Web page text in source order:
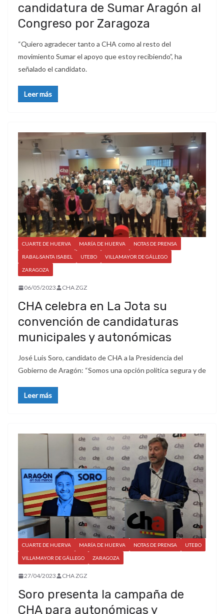
candidatura de Sumar Aragón al
Congreso por Zaragoza
“Quiero agradecer tanto a CHA como al resto del
movimiento Sumar el apoyo que estoy recibiendo”, ha
señalado el candidato.
Leer más
CUARTE DE HUERVA MARÍA DE HUERVA NOTAS DE PRENSA
RABAL-SANTA ISABEL UTEBO VILLAMAYOR DE GÁLLEGO
ZARAGOZA
06/05/2023 CHA ZGZ
CHA celebra en La Jota su
convención de candidaturas
municipales y autonómicas
José Luis Soro, candidato de CHA a la Presidencia del
Gobierno de Aragón: “Somos una opción política segura y de
Leer más
CUARTE DE HUERVA MARÍA DE HUERVA NOTAS DE PRENSA UTEBO
VILLAMAYOR DE GÁLLEGO ZARAGOZA
27/04/2023 CHA ZGZ
Soro presenta la campaña de
CHA para autonómicas y